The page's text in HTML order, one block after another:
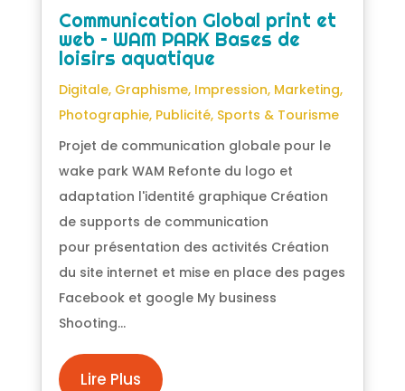
Communication Global print et
web – WAM PARK Bases de
loisirs aquatique
Digitale, Graphisme, Impression, Marketing,
Photographie, Publicité, Sports & Tourisme
Projet de communication globale pour le
wake park WAM Refonte du logo et
adaptation l'identité graphique Création
de supports de communication
pour présentation des activités Création
du site internet et mise en place des pages
Facebook et google My business
Shooting...
Lire Plus